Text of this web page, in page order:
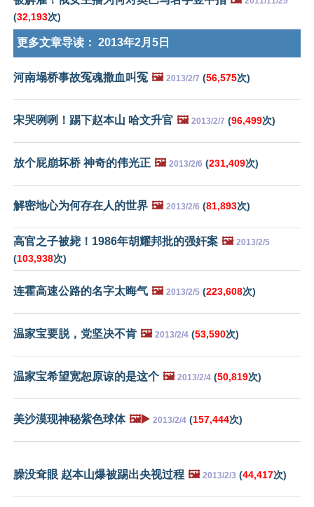
(32,193次)
更多文章导读： 2013年2月5日
河南塌桥事故冤魂撒血叫冤 🖼️ 2013/2/7 (56,575次)
宋哭咧咧！踢下赵本山 哈文升官 🖼️ 2013/2/7 (96,499次)
放个屁崩坏桥 神奇的伟光正 🖼️ 2013/2/6 (231,409次)
解密地心为何存在人的世界 🖼️ 2013/2/6 (81,893次)
高官之子被毙！1986年胡耀邦批的强奸案 🖼️ 2013/2/5
(103,938次)
连霍高速公路的名字太晦气 🖼️ 2013/2/5 (223,608次)
温家宝要脱，党坚决不肯 🖼️ 2013/2/4 (53,590次)
温家宝希望宽恕原谅的是这个 🖼️ 2013/2/4 (50,819次)
美沙漠现神秘紫色球体 🖼️▶️ 2013/2/4 (157,444次)
臊没耷眼 赵本山爆被踢出央视过程 🖼️ 2013/2/3 (44,417次)